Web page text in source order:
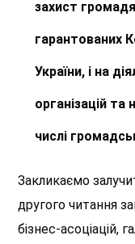
захист
гарантованих
України, і на
організацій
числі
Закликаємо
другого читання
бізнес-асоціацій,